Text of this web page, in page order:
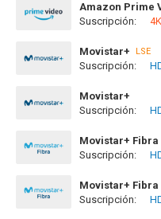
Amazon Prime
Suscripción: 4K
Movistar+
LSE
Disponible hasta
Suscripción:
Movistar+
Disponible hasta
Suscripción:
Movistar+ Fibra
Disponible hasta
Suscripción:
Movistar+ Fibra
Disponible hasta
Suscripción: